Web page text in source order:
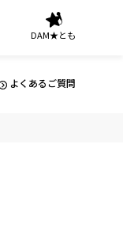
DAM★とも
よくあるご質問